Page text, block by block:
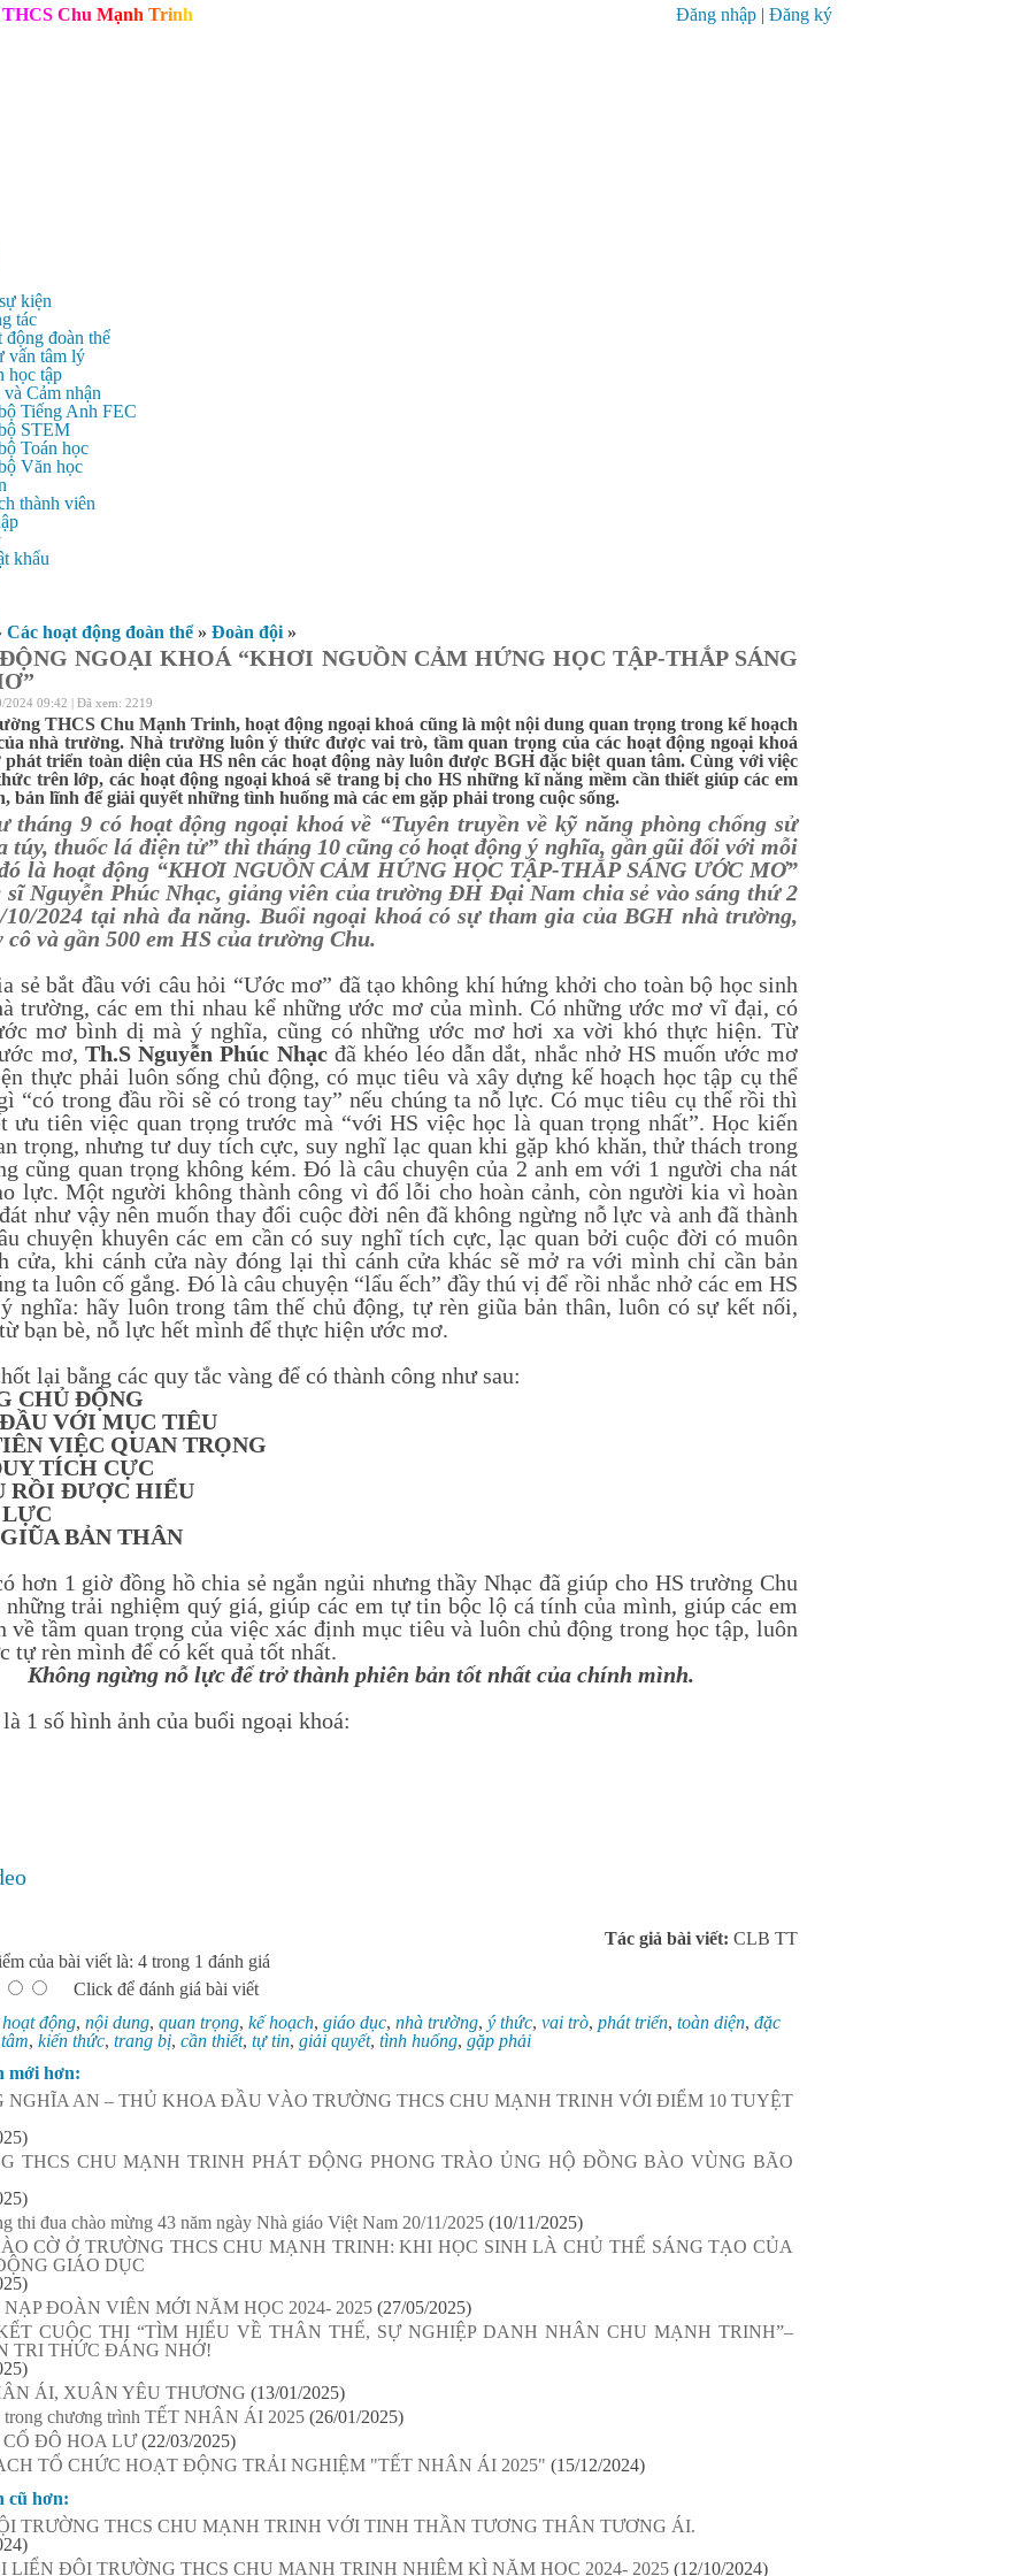
THCS Chu Mạnh Trinh Đăng nhập | Đăng ký
kiện
tác
động đoàn thể
vấn tâm lý
học tập
và Cảm nhận
Tiếng Anh FEC
STEM
Toán học
Văn học
thành viên
khẩu
Các hoạt động đoàn thể » Đoàn đội »
NGOẠI KHOÁ “KHƠI NGUỒN CẢM HỨNG HỌC TẬP-THẮP SÁNG
2024 09:42 | Đã xem: 2219
THCS Chu Mạnh Trinh, hoạt động ngoại khoá cũng là một nội dung quan trọng trong kế hoạch
nhà trường. Nhà trường luôn ý thức được vai trò, tầm quan trọng của các hoạt động ngoại khoá
triển toàn diện của HS nên các hoạt động này luôn được BGH đặc biệt quan tâm. Cùng với việc
trên lớp, các hoạt động ngoại khoá sẽ trang bị cho HS những kĩ năng mềm cần thiết giúp các em
bản lĩnh để giải quyết những tình huống mà các em gặp phải trong cuộc sống.
tháng 9 có hoạt động ngoại khoá về “Tuyên truyền về kỹ năng phòng chống sử
túy, thuốc lá điện tử” thì tháng 10 cũng có hoạt động ý nghĩa, gần gũi đối với mỗi
là hoạt động “KHƠI NGUỒN CẢM HỨNG HỌC TẬP-THẮP SÁNG ƯỚC MƠ”
sĩ Nguyễn Phúc Nhạc, giảng viên của trường ĐH Đại Nam chia sẻ vào sáng thứ 2
10/2024 tại nhà đa năng. Buổi ngoại khoá có sự tham gia của BGH nhà trường,
cô và gần 500 em HS của trường Chu.
sẻ bắt đầu với câu hỏi “Ước mơ” đã tạo không khí hứng khởi cho toàn bộ học sinh
trường, các em thi nhau kể những ước mơ của mình. Có những ước mơ vĩ đại, có
mơ bình dị mà ý nghĩa, cũng có những ước mơ hơi xa vời khó thực hiện. Từ
mơ, Th.S Nguyễn Phúc Nhạcđã khéo léo dẫn dắt, nhắc nhở HS muốn ước mơ
thực phải luôn sống chủ động, có mục tiêu và xây dựng kế hoạch học tập cụ thể
“có trong đầu rồi sẽ có trong tay” nếu chúng ta nỗ lực. Có mục tiêu cụ thể rồi thì
ưu tiên việc quan trọng trước mà “với HS việc học là quan trọng nhất”. Học kiến
trọng, nhưng tư duy tích cực, suy nghĩ lạc quan khi gặp khó khăn, thử thách trong
cũng quan trọng không kém. Đó là câu chuyện của 2 anh em với 1 người cha nát
lực. Một người không thành công vì đổ lỗi cho hoàn cảnh, còn người kia vì hoàn
như vậy nên muốn thay đổi cuộc đời nên đã không ngừng nỗ lực và anh đã thành
chuyện khuyên các em cần có suy nghĩ tích cực, lạc quan bởi cuộc đời có muôn
cửa, khi cánh cửa này đóng lại thì cánh cửa khác sẽ mở ra với mình chỉ cần bản
ta luôn cố gắng. Đó là câu chuyện “lẩu ếch” đầy thú vị để rồi nhắc nhở các em HS
nghĩa: hãy luôn trong tâm thế chủ động, tự rèn giũa bản thân, luôn có sự kết nối,
bạn bè, nỗ lực hết mình để thực hiện ước mơ.
lại bằng các quy tắc vàng để có thành công như sau:
CHỦ ĐỘNG
VỚI MỤC TIÊU
VIỆC QUAN TRỌNG
TÍCH CỰC
RỒI ĐƯỢC HIỂU
LỰC
BẢN THÂN
hơn 1 giờ đồng hồ chia sẻ ngắn ngủi nhưng thầy Nhạc đã giúp cho HS trường Chu
những trải nghiệm quý giá, giúp các em tự tin bộc lộ cá tính của mình, giúp các em
về tầm quan trọng của việc xác định mục tiêu và luôn chủ động trong học tập, luôn
tự rèn mình để có kết quả tốt nhất.
Không ngừng nỗ lực để trở thành phiên bản tốt nhất của chính mình.
là 1 số hình ảnh của buổi ngoại khoá:
Tác giả bài viết: CLB TT
của bài viết là: 4 trong 1 đánh giá
Click để đánh giá bài viết
hoạt động, nội dung, quan trọng, kế hoạch, giáo dục, nhà trường, ý thức, vai trò, phát triển, toàn diện, đặc
, kiến thức, trang bị, cần thiết, tự tin, giải quyết, tình huống, gặp phải
mới hơn:
NGHĨA AN – THỦ KHOA ĐẦU VÀO TRƯỜNG THCS CHU MẠNH TRINH VỚI ĐIỂM 10 TUYỆT
THCS CHU MẠNH TRINH PHÁT ĐỘNG PHONG TRÀO ỦNG HỘ ĐỒNG BÀO VÙNG BÃO
thi đua chào mừng 43 năm ngày Nhà giáo Việt Nam 20/11/2025 (10/11/2025)
CỜ Ở TRƯỜNG THCS CHU MẠNH TRINH: KHI HỌC SINH LÀ CHỦ THỂ SÁNG TẠO CỦA
GIÁO DỤC
ĐOÀN VIÊN MỚI NĂM HỌC 2024- 2025 (27/05/2025)
CUỘC THI “TÌM HIỂU VỀ THÂN THẾ, SỰ NGHIỆP DANH NHÂN CHU MẠNH TRINH”–
TRI THỨC ĐÁNG NHỚ!
ÁI, XUÂN YÊU THƯƠNG (13/01/2025)
trong chương trình TẾT NHÂN ÁI 2025 (26/01/2025)
ĐÔ HOA LƯ (22/03/2025)
TỔ CHỨC HOẠT ĐỘNG TRẢI NGHIỆM "TẾT NHÂN ÁI 2025" (15/12/2024)
cũ hơn:
TRƯỜNG THCS CHU MẠNH TRINH VỚI TINH THẦN TƯƠNG THÂN TƯƠNG ÁI.
LIỂN ĐỘI TRƯỜNG THCS CHU MẠNH TRINH NHIỆM KÌ NĂM HỌC 2024- 2025 (12/10/2024)